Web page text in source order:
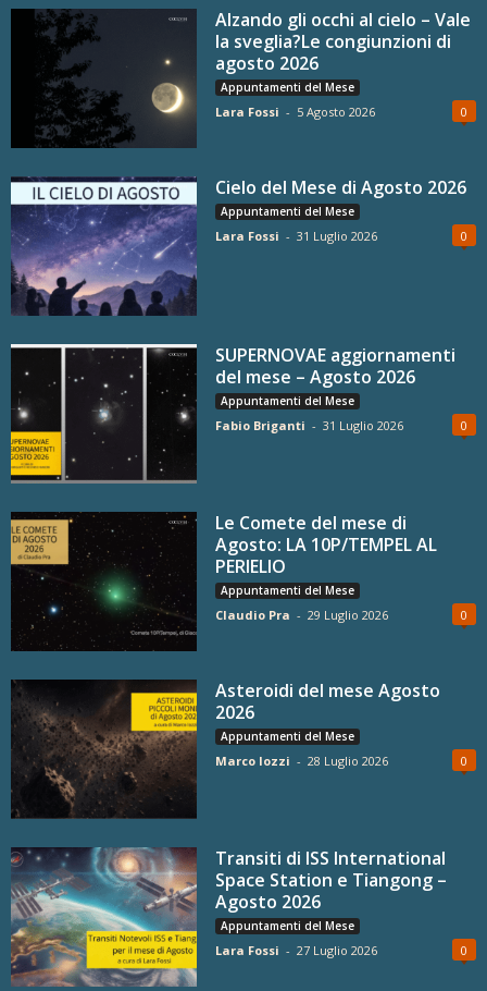
Alzando gli occhi al cielo – Vale
la sveglia?Le congiunzioni di
agosto 2026
Appuntamenti del Mese
Lara Fossi - 5 Agosto 2026 0
Cielo del Mese di Agosto 2026
Appuntamenti del Mese
Lara Fossi - 31 Luglio 2026 0
SUPERNOVAE aggiornamenti
del mese – Agosto 2026
Appuntamenti del Mese
Fabio Briganti - 31 Luglio 2026 0
Le Comete del mese di
Agosto: LA 10P/TEMPEL AL
PERIELIO
Appuntamenti del Mese
Claudio Pra - 29 Luglio 2026 0
Asteroidi del mese Agosto
2026
Appuntamenti del Mese
Marco Iozzi - 28 Luglio 2026 0
Transiti di ISS International
Space Station e Tiangong –
Agosto 2026
Appuntamenti del Mese
Lara Fossi - 27 Luglio 2026 0